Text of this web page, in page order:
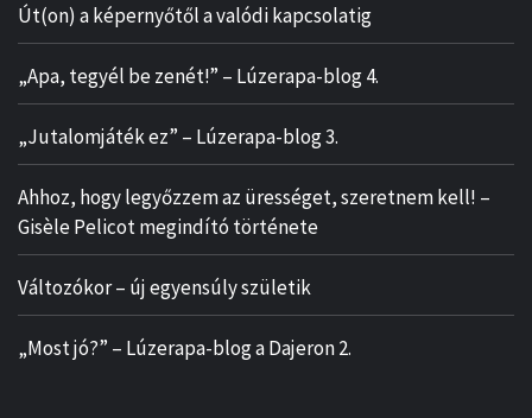
Út(on) a képernyőtől a valódi kapcsolatig
„Apa, tegyél be zenét!” – Lúzerapa-blog 4.
„Jutalomjáték ez” – Lúzerapa-blog 3.
Ahhoz, hogy legyőzzem az ürességet, szeretnem kell! –
Gisèle Pelicot megindító története
Változókor – új egyensúly születik
„Most jó?” – Lúzerapa-blog a Dajeron 2.